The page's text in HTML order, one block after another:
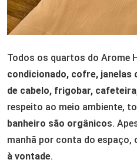
Todos os quartos do Arome
condicionado, cofre, janelas
de cabelo, frigobar,
respeito ao meio ambiente,
banheiro são orgânicos.
manhã por conta do espaço,
à vontade.